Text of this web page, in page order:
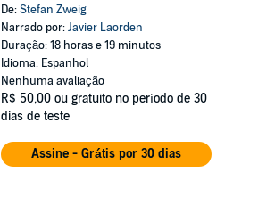
De:Stefan Zweig
Narrado por:Javier Laorden
Duração: 18 horas e 19 minutos
Idioma: Espanhol
Nenhuma avaliação
R$ 50,00 ou gratuito no período de 30
dias de teste
Assine - Grátis por 30 dias